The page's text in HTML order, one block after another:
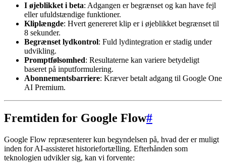
I øjeblikket i beta: Adgangen er begrænset og kan have fejl
eller ufuldstændige funktioner.
Kliplængde: Hvert genereret klip er i øjeblikket begrænset til
8 sekunder.
Begrænset lydkontrol: Fuld lydintegration er stadig under
udvikling.
Promptfølsomhed: Resultaterne kan variere betydeligt
baseret på inputformulering.
Abonnementsbarriere: Kræver betalt adgang til Google One
AI Premium.
Fremtiden for Google Flow#
Google Flow repræsenterer kun begyndelsen på, hvad der er muligt
inden for AI-assisteret historiefortælling. Efterhånden som
teknologien udvikler sig, kan vi forvente: